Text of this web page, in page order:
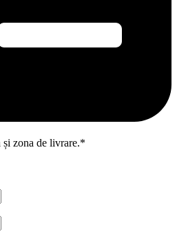
zona de livrare.*